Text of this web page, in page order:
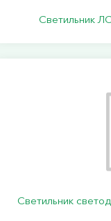
Светильник
Светильник